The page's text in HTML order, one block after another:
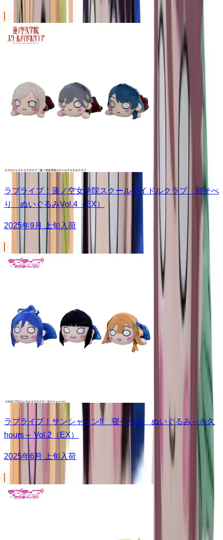
ラブライブ！蓮ノ空女学院スクールアイドルクラブ 寝そべ
り ぬいぐるみVol.4（EX）
2025年9月 上旬入荷
ラブライブ！サンシャイン!! 寝そべり ぬいぐるみ～永久
hours～ Vol.2（EX）
2025年6月 上旬入荷